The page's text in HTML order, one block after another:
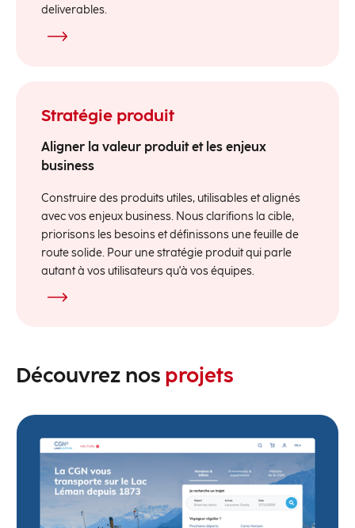
deliverables.
Stratégie produit
Aligner la valeur produit et les enjeux
business
Construire des produits utiles, utilisables et alignés
avec vos enjeux business. Nous clarifions la cible,
priorisons les besoins et définissons une feuille de
route solide. Pour une stratégie produit qui parle
autant à vos utilisateurs qu'à vos équipes.
Découvrez nos projets